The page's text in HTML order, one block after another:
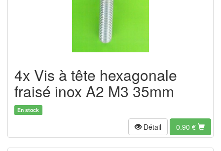
4x Vis à tête hexagonale
fraisé inox A2 M3 35mm
En stock
Détail 0.90 €